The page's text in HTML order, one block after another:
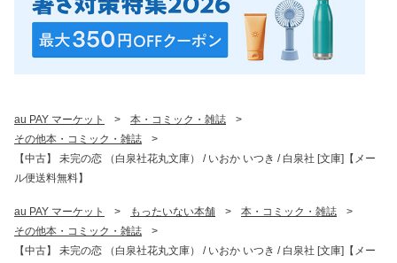
au PAY マーケット > 本・コミック・雑誌
>
その他本・コミック・雑誌
>
【中古】 未完の恋 （白泉社花丸文庫） / いおか いつき / 白泉社 [文庫]【メー
ル便送料無料】
au PAY マーケット > もったいない本舗 > 本・コミック・雑誌
>
その他本・コミック・雑誌
>
【中古】 未完の恋 （白泉社花丸文庫） / いおか いつき / 白泉社 [文庫]【メー